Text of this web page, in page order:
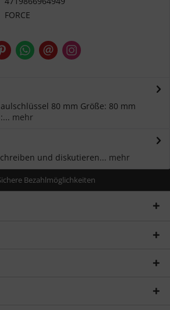
FORCE
80 mm Größe: 80 mm
mehr
und diskutieren... mehr
Bezahlmöglichkeiten